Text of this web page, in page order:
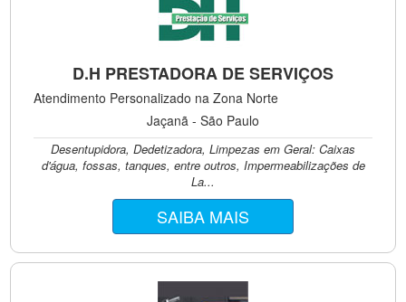
D.H PRESTADORA DE SERVIÇOS
Atendimento Personalizado na Zona Norte
Jaçanã - São Paulo
Desentupidora, Dedetizadora, Limpezas em Geral: Caixas
d'água, fossas, tanques, entre outros, Impermeabilizações de
La...
SAIBA MAIS